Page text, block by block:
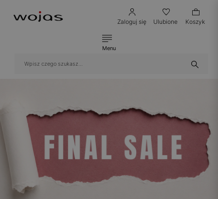
Zaloguj się Ulubione Koszyk
Menu